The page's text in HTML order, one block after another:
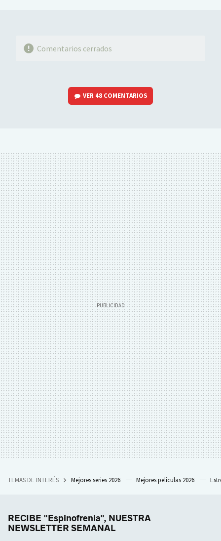
Comentarios cerrados
VER 48 COMENTARIOS
TEMAS DE INTERÉS Mejores series 2026 Mejores películas 2026
RECIBE "Espinofrenia", NUESTRA
NEWSLETTER SEMANAL